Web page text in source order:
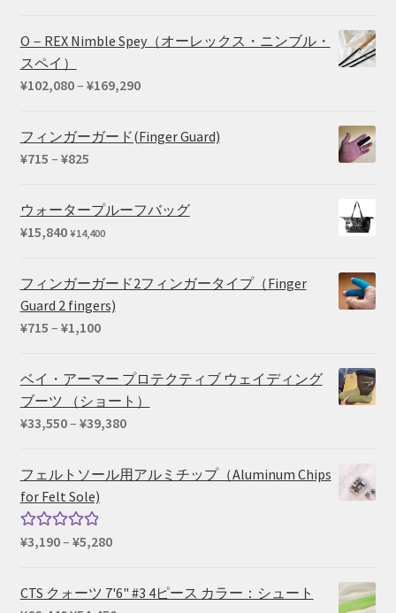
O－REX Nimble Spey（オーレックス・ニンブル・
スペイ）
¥102,080– ¥169,290価
帯:
フィンガーガード(Finger Guard)
¥715 – ¥825価
帯:
ウォータープルーフバッグ
¥15,840 ¥14,400
フィンガーガード2フィンガータイプ（Finger
Guard 2 fingers)
¥715 – ¥1,100価
帯:
¥715
–
ベイ・アーマー プロテクティブ ウェイディング
ブーツ （ショート）
¥33,550– ¥39,380価
帯:
フェルトソール用アルミチップ（Aluminum Chips
for Felt Sole)
5段階中
¥3,190– ¥5,280価
帯:
¥3,190
CTS クォーツ 7'6" #3 4ピース カラー：シュート